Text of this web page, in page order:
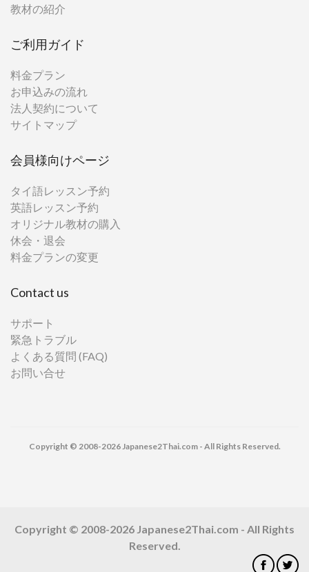
教材の紹介
ご利用ガイド
料金プラン
お申込みの流れ
法人契約について
サイトマップ
会員様向けページ
タイ語レッスン予約
英語レッスン予約
オリジナル教材の購入
休会・退会
料金プランの変更
Contact us
サポート
緊急トラブル
よくある質問 (FAQ)
お問い合せ
Copyright © 2008-2026 Japanese2Thai.com - All Rights Reserved.
Copyright © 2008-2026 Japanese2Thai.com - All Rights
Reserved.